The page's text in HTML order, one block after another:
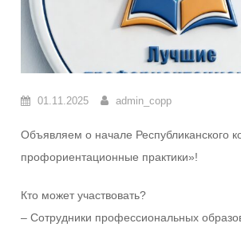
01.11.2025 admin_copp
Объявляем о начале Республиканского
профориентационные практики»!
Кто может участвовать?
– Сотрудники профессиональных